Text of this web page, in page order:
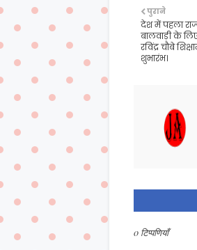
पुराने
देश में पहला
बालवाड़ी के
रविंद्र चौबे
शुभारंभ।
0 टिप्पणियाँ